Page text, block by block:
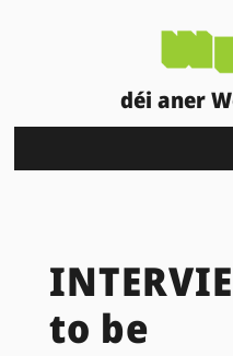
déi aner
to be